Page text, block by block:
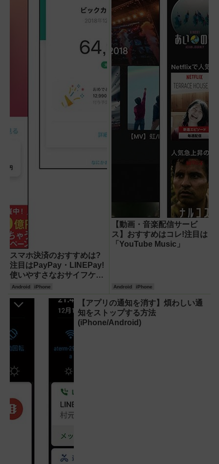
スマホ決済のおすすめは?
注目はPayPay・LINEPay!
使いやすさなおサイフケー
タイに軍配
Android iPhone
【動画・音楽配信サービ
ス】おすすめはコレ!注目は
「YouTube Music」
Android iPhone
【アプリの通知を消す】煩わしい通
知をストップする方法
(iPhone/Android)